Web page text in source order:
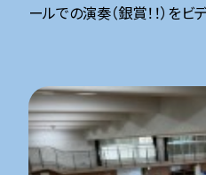
ールでの演奏（銀賞！！）をビ